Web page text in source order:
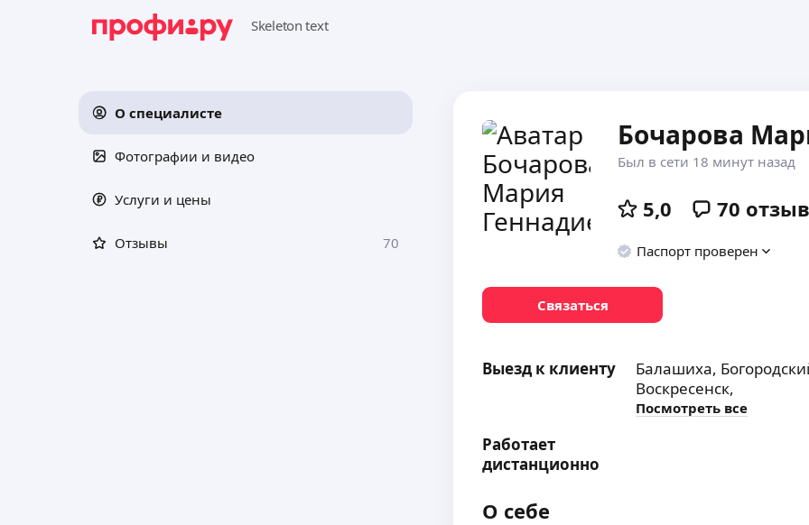
О специалисте
Фотографии и видео
Услуги и цены
Отзывы 70
Бочарова
Был в сети 18 минут назад
5,0 70
Паспорт проверен
Связаться
Выезд к клиенту Балашиха,
Воскресенск,
Посмотреть все
Работает
дистанционно
О себе